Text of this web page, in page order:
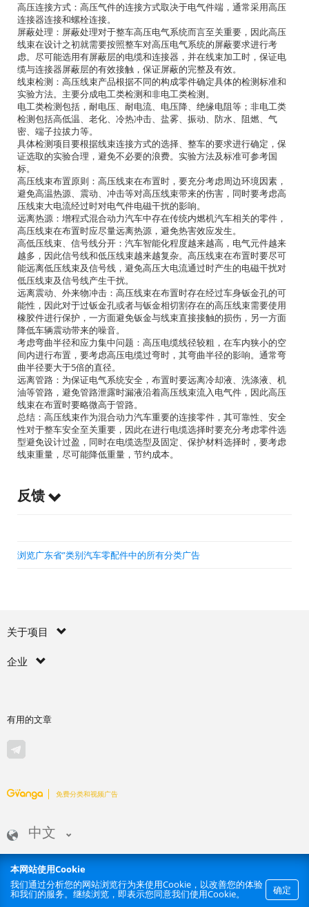
高压连接方式：高压气件的连接方式取决于电气件端，通常采用高压
连接器连接和螺栓连接。
屏蔽处理：屏蔽处理对于整车高压电气系统而言至关重要，因此高压
线束在设计之初就需要按照整车对高压电气系统的屏蔽要求进行考
虑。尽可能选用有屏蔽层的电缆和连接器，并在线束加工时，保证电
缆与连接器屏蔽层的有效接触，保证屏蔽的完整及有效。
线束检测：高压线束产品根据不同的构成零件确定具体的检测标准和
实验方法。主要分成电工类检测和非电工类检测。
电工类检测包括，耐电压、耐电流、电压降、绝缘电阻等；非电工类
检测包括高低温、老化、冷热冲击、盐雾、振动、防水、阻燃、气
密、端子拉拔力等。
具体检测项目要根据线束连接方式的选择、整车的要求进行确定，保
证选取的实验合理，避免不必要的浪费。实验方法及标准可参考国
标。
高压线束布置原则：高压线束在布置时，要充分考虑周边环境因素，
避免高温热源、震动、冲击等对高压线束带来的伤害，同时要考虑高
压线束大电流经过时对电气件电磁干扰的影响。
远离热源：增程式混合动力汽车中存在传统内燃机汽车相关的零件，
高压线束在布置时应尽量远离热源，避免热害效应发生。
高低压线束、信号线分开：汽车智能化程度越来越高，电气元件越来
越多，因此信号线和低压线束越来越复杂。高压线束在布置时要尽可
能远离低压线束及信号线，避免高压大电流通过时产生的电磁干扰对
低压线束及信号线产生干扰。
远离震动、外来物冲击：高压线束在布置时存在经过车身钣金孔的可
能性，因此对于过钣金孔或者与钣金相切割存在的高压线束需要使用
橡胶件进行保护，一方面避免钣金与线束直接接触的损伤，另一方面
降低车辆震动带来的噪音。
考虑弯曲半径和应力集中问题：高压电缆线径较粗，在车内狭小的空
间内进行布置，要考虑高压电缆过弯时，其弯曲半径的影响。通常弯
曲半径要大于5倍的直径。
远离管路：为保证电气系统安全，布置时要远离冷却液、洗涤液、机
油等管路，避免管路泄露时漏液沿着高压线束流入电气件，因此高压
线束在布置时要略微高于管路。
总结：高压线束作为混合动力汽车重要的连接零件，其可靠性、安全
性对于整车安全至关重要，因此在进行电缆选择时要充分考虑零件选
型避免设计过盈，同时在电缆选型及固定、保护材料选择时，要考虑
线束重量，尽可能降低重量，节约成本。
反馈
浏览广东省”类别汽车零配件中的所有分类广告
本网站使用Cookie
确定
我们通过分析您的网站浏览行为来使用Cookie，以改善您的体验
和我们的服务。继续浏览，即表示您同意我们使用Cookie。
关于项目
企业
有用的文章
免费分类和视频广告
中文
禁止网站内容禁止 | GVANGA.COM 2015-2026 ©.